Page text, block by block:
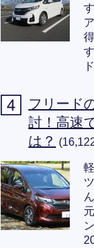
フリード
討！高速
は？